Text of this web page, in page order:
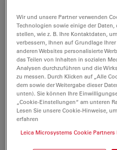
Leica LED3000-
Jul 27, 2026 PDF,
DOWNLOAD
Leica LED3000-
Jul 27, 2026 PDF,
DOWNLOAD
Wir und unsere Partner verwenden
Technologien sowie einige der
stellen, wie z. B. Ihre Kontaktdaten,
verbessern, Ihnen auf Grundlage
anderen Websites personalisierte
das Teilen von Inhalten in sozialen
Analysen durchzuführen und die
zu messen. Durch Klicken auf „Alle
dem sowie der Weitergabe dieser
unten). Sie können Ihre
„Cookie-Einstellungen“ am unteren
Lesen Sie unsere Cookie-Hinweise,
erfahren
Leica Microsystems Cookie Partners